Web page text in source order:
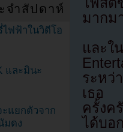
มากม
และ
ระหว่
เธอ
ครั้งค
ได้บอ
จำสัปดาห์
ฟฟ้าในวิดีโอ
และมินะ
ะแยกตัวจาก
มดง